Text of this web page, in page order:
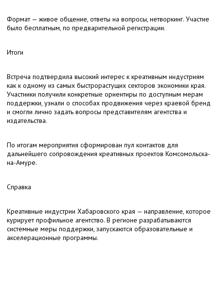
Формат — живое общение, ответы на вопросы, нетворкинг. Участие
было бесплатным, по предварительной регистрации.
Итоги
Встреча подтвердила высокий интерес к креативным индустриям
как к одному из самых быстрорастущих секторов экономики края.
Участники получили конкретные ориентиры по доступным мерам
поддержки, узнали о способах продвижения через краевой бренд
и смогли лично задать вопросы представителям агентства и
издательства.
По итогам мероприятия сформирован пул контактов для
дальнейшего сопровождения креативных проектов Комсомольска-
на-Амуре.
Справка
Креативные индустрии Хабаровского края — направление, которое
курирует профильное агентство. В регионе разрабатываются
системные меры поддержки, запускаются образовательные и
акселерационные программы.